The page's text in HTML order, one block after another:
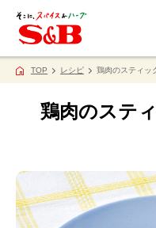
TOP レシピ 鶏肉のスティッ
鶏肉のステ